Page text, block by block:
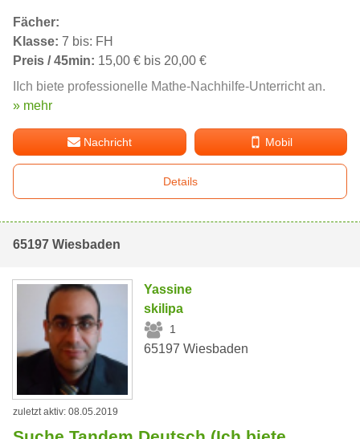
Fächer:
Klasse: 7 bis: FH
Preis / 45min: 15,00 € bis 20,00 €
IIch biete professionelle Mathe-Nachhilfe-Unterricht an.
» mehr
Nachricht Mobil
Details
65197 Wiesbaden
Yassine
skilipa
1
65197 Wiesbaden
zuletzt aktiv: 08.05.2019